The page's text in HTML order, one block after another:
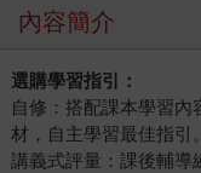
內容簡介
選購學習指引：
自修：搭配課本學習
材，自主學習最佳指引。
講義式評量：課後輔導